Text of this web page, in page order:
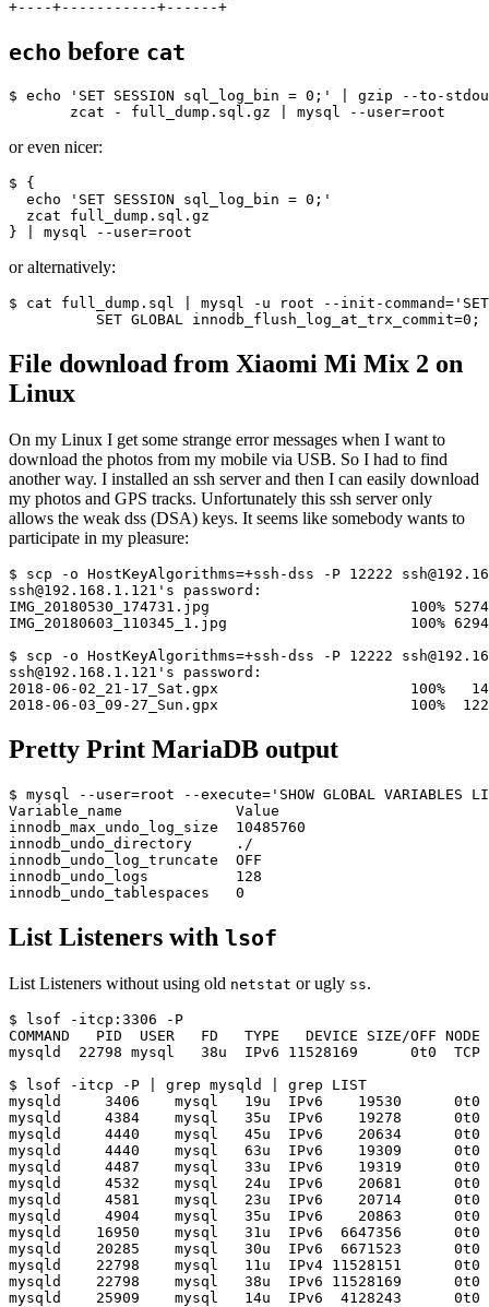
echo before cat
$ echo 'SET SESSION sql_log_bin = 0;' | gzip --to-
or even nicer:
$ {
  echo 'SET SESSION sql_log_bin = 0;'
  zcat full_dump.sql.gz
or alternatively:
$ cat full_dump.sql | mysql -u root --init-command='SET
File download from Xiaomi Mi Mix 2 on
Linux
On my Linux I get some strange error messages when I want to
download the photos from my mobile via USB. So I had to find
another way. I installed an ssh server and then I can easily download
my photos and GPS tracks. Unfortunately this ssh server only
allows the weak dss (DSA) keys. It seems like somebody wants to
participate in my pleasure:
$ scp -o HostKeyAlgorithms=+ssh-dss -P 12222
ssh@192.168.1.121's password:
IMG_20180530_174731.jpg                       100%
IMG_20180603_110345_1.jpg                     100%
$ scp -o HostKeyAlgorithms=+ssh-dss -P 12222
ssh@192.168.1.121's password:
2018-06-02_21-17_Sat.gpx                      100%
Pretty Print MariaDB output
$ mysql --user=root --execute='SHOW GLOBAL
Variable_name             Value
innodb_max_undo_log_size  10485760
innodb_undo_directory     ./
innodb_undo_log_truncate  OFF
innodb_undo_logs          128
List Listeners with lsof
List Listeners without using old netstat or ugly ss.
$ lsof -itcp:3306 -P
COMMAND   PID  USER   FD   TYPE   DEVICE SIZE/OFF NODE
mysqld  22798 mysql   38u  IPv6 11528169      0t0  TCP
$ lsof -itcp -P | grep mysqld | grep LIST
mysqld     3406    mysql   19u  IPv6    19530      0t0
mysqld     4384    mysql   35u  IPv6    19278      0t0
mysqld     4440    mysql   45u  IPv6    20634      0t0
mysqld     4440    mysql   63u  IPv6    19309      0t0
mysqld     4487    mysql   33u  IPv6    19319      0t0
mysqld     4532    mysql   24u  IPv6    20681      0t0
mysqld     4581    mysql   23u  IPv6    20714      0t0
mysqld     4904    mysql   35u  IPv6    20863      0t0
mysqld    16950    mysql   31u  IPv6  6647356      0t0
mysqld    20285    mysql   30u  IPv6  6671523      0t0
mysqld    22798    mysql   11u  IPv4 11528151      0t0
mysqld    22798    mysql   38u  IPv6 11528169      0t0
mysqld    25909    mysql   14u  IPv6  4128243      0t0